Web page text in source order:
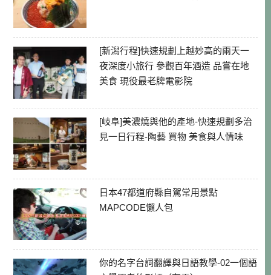
[新潟行程]快速規劃上越妙高的兩天一
夜深度小旅行 參觀百年酒造 品嘗在地
美食 現役最老牌電影院
[岐阜]美濃燒與他的產地-快速規劃多治
見一日行程-陶藝 買物 美食與人情味
日本47都道府縣自駕常用景點
MAPCODE懶人包
你的名字台詞翻譯與日語教學-02一個語